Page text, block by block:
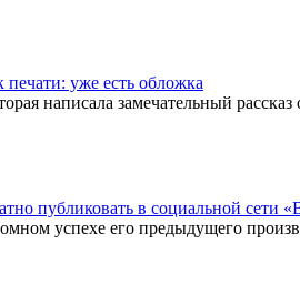
уже есть обложка
написала замечательный
публиковать в социальной сети
успехе его предыдущего